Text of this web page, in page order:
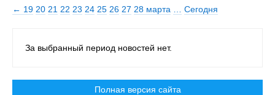
← 19 20 21 22 23 24 25 26 27 28 марта Сегодня
За выбранный период новостей нет.
Полная версия сайта